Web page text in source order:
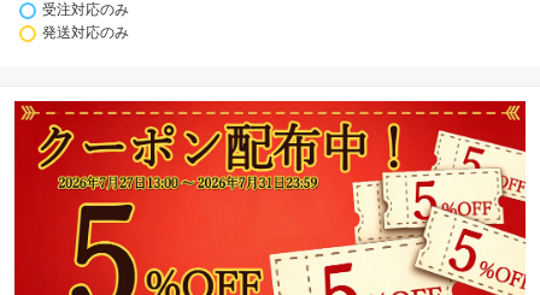
受注対応のみ
発送対応のみ